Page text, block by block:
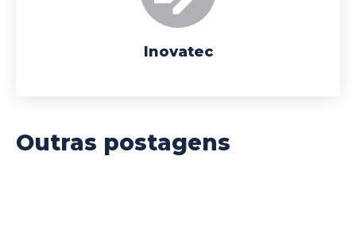
Inovatec
Outras postagens